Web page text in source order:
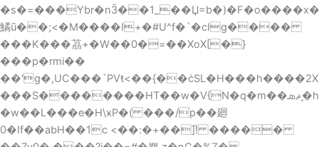
鱊ũ��;<�M����I+�#U^f�`�cIg����
���K���茘+�W��0�=��XoX[�}
���p�rmi��
���S��������HΤ��w�V{N�q�m��ޘܣ�̘hQwP_��IMQ��5<���tCnP��H\�}
�w��L���e�H\ӿP�( ���/ׂp��廻
0�If��abH��1c <��:�+��]֘! �����